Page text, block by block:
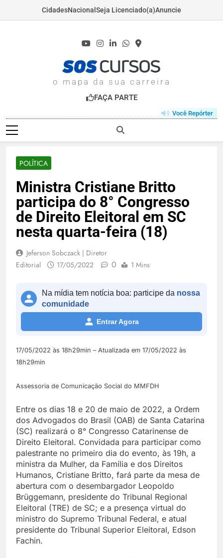
CidadesNacional Seja Licenciado(a)Anuncie
o mapa da sua carreira
FAÇA PARTE
Você Repórter
POLÍTICA
Ministra Cristiane Britto
participa do 8° Congresso
de Direito Eleitoral em SC
nesta quarta-feira (18)
Jeferson Sobczack | Diretor
Editorial
17/05/2022 0 1 Mins
Na mídia tem notícia boa: participe da nossa
comunidade
Entrar Agora
17/05/2022 às 18h29min – Atualizada em 17/05/2022 às
18h29min
Assessoria de Comunicação Social do MMFDH
Entre os dias 18 e 20 de maio de 2022, a Ordem
dos Advogados do Brasil (OAB) de Santa Catarina
(SC) realizará o 8° Congresso Catarinense de
Direito Eleitoral. Convidada para participar como
palestrante no primeiro dia do evento, às 19h, a
ministra da Mulher, da Família e dos Direitos
Humanos, Cristiane Britto, fará parte da mesa de
abertura com o desembargador Leopoldo
Brüggemann, presidente do Tribunal Regional
Eleitoral (TRE) de SC; e a presença virtual do
ministro do Supremo Tribunal Federal, e atual
presidente do Tribunal Superior Eleitoral, Edson
Fachin.